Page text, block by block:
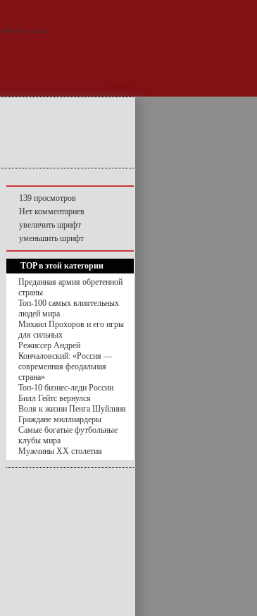
139 просмотров
Нет комментариев
увеличить шрифт
уменьшить шрифт
TOP в этой категории
Преданная армия обретенной
страны
Топ-100 самых влиятельных
людей мира
Михаил Прохоров и его игры
для сильных
Режиссер Андрей
Кончаловский: «Россия —
современная феодальная
страна»
Топ-10 бизнес-леди России
Билл Гейтс вернулся
Воля к жизни Пенга Шуйлиня
Граждане миллиардеры
Самые богатые футбольные
клубы мира
Мужчины XX столетия